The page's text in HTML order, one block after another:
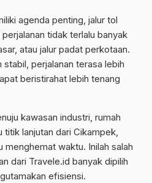
agenda penting, jalur tol
tidak terlalu banyak
atau jalur padat perkotaan.
stabil, perjalanan terasa lebih
beristirahat lebih tenang
kawasan industri, rumah
lanjutan dari Cikampek,
menghemat waktu. Inilah salah
dari Travele.id banyak dipilih
efisiensi.